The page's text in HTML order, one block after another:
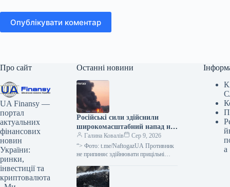
Опублікувати коментар
Про сайт
UA Finansy —
портал
актуальних
фінансових
новин
України:
ринки,
інвестиції та
криптовалюта
Останні новини
Російські сили здійснили
широкомасштабний напад на
об’єкти компанії “Нафтогаз”
в Україні.
Галина Ковалів
Сер 9, 2026
“> Фото: t.me/NaftogazUA Противник
не припиняє здійнювати прицільні
частиною Групи “Нафтогаз”: за
проміжок часу,…
а